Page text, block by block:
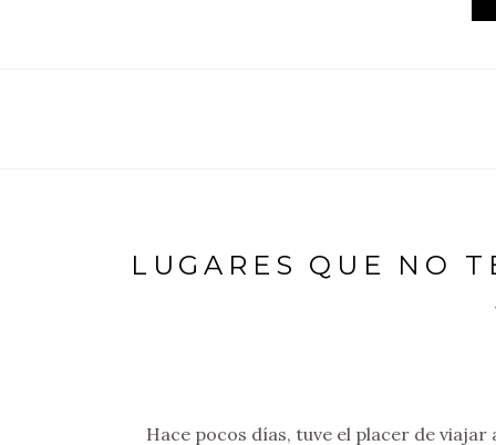
LUGARES QUE NO
Hace pocos días, tuve el placer de viajar